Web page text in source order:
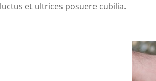
et ultrices posuere cubilia.